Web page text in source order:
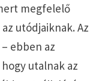
megfelelő
utódjaiknak. Az
ebben az
utalnak az